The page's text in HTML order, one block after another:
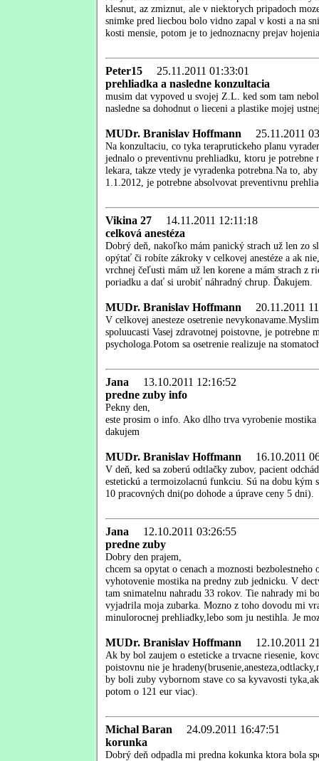
klesnut, az zmiznut, ale v niektorych pripadoch
snimke pred liecbou bolo vidno zapal v kosti a na
kosti mensie, potom je to jednoznacny prejav
Peter15
25.11.2011 01:33:01
prehliadka a nasledne konzultacia
musim dat vypoved u svojej Z.L. ked som tam
nasledne sa dohodnut o lieceni a plastike mojej
MUDr. Branislav Hoffmann 25.11.2011
Na konzultaciu, co tyka teraprutickeho planu
jednalo o preventivnu prehliadku, ktoru je potrebne
lekara, takze vtedy je vyradenka potrebna.Na to,
1.1.2012, je potrebne absolvovat preventivnu
Vikina 27
14.11.2011 12:11:18
celková anestéza
Dobrý deň, nakoľko mám panický strach už len zo
opýtať či robíte zákroky v celkovej anestéze a ak
vrchnej čeľusti mám už len korene a mám strach z
poriadku a dať si urobiť náhradný chrup. Ďakujem.
MUDr. Branislav Hoffmann 20.11.2011
V celkovej anesteze osetrenie
spoluucasti Vasej zdravotnej poistovne, je potrebne
psychologa.Potom sa osetrenie realizuje na
Jana
13.10.2011 12:16:52
predne zuby info
Pekny den,
este prosim o info. Ako dlho trva vyrobenie mostika
dakujem
MUDr. Branislav Hoffmann 16.10.2011
V deň, ked sa zoberú odtlačky zubov, pacient
estetickú a termoizolacnú funkciu. Sú na dobu kým
10 pracovných dni(po dohode a úprave ceny 5 dni).
Jana
12.10.2011 03:26:55
predne zuby
Dobry den prajem,
chcem sa opytat o cenach a moznosti
vyhotovenie mostika na predny zub jednicku. V
tam snimatelnu nahradu 33 rokov. Tie nahrady mi
vyjadrila moja zubarka. Mozno z toho dovodu mi
minulorocnej prehliadky,lebo som ju nestihla. Je
MUDr. Branislav Hoffmann 12.10.2011
Ak by bol zaujem o esteticke a trvacne riesenie,
poistovnu nie je
by boli zuby vybornom stave co sa kyvavosti
potom o 121 eur viac).
Michal Baran
24.09.2011 16:47:51
korunka
Dobrý deň odpadla mi predna kokunka ktora bola